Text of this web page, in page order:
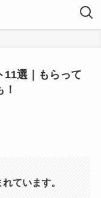
11選｜もらって
ています。